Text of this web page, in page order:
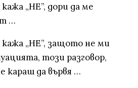
„НЕ”, дори да ме
…
кажа „НЕ”, защото не ми
този разговор,
караш да вървя …